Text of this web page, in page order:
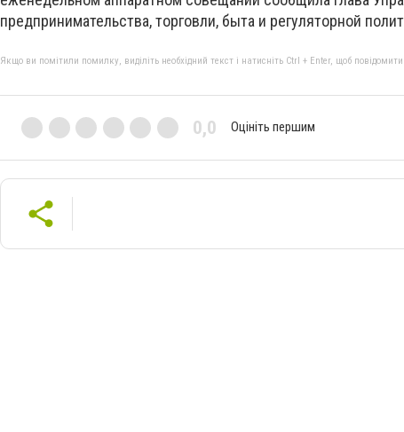
предпринимательства, торговли, быта и регуляторной
Якщо ви помітили помилку, виділіть необхідний текст і натисніть Ctrl + Enter, щоб
0,0 Оцініть першим